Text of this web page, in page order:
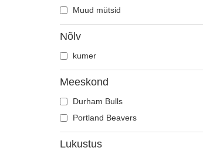
Muud mütsid
Nõlv
kumer
Meeskond
Durham Bulls
Portland Beavers
Lukustus